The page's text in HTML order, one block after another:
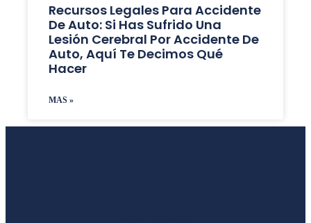
Recursos Legales Para Accidente
De Auto: Si Has Sufrido Una
Lesión Cerebral Por Accidente De
Auto, Aquí Te Decimos Qué
Hacer
MAS »